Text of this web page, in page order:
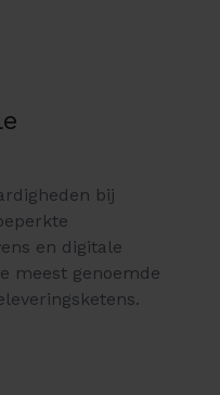
bij
en digitale
meest genoemde